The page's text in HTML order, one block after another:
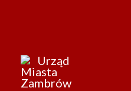
Urząd
Miasta
Zambrów